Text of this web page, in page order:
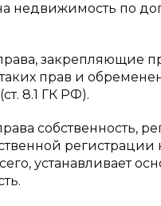
недвижимость по
закрепляющие
прав и
8.1 ГК РФ).
собственность,
устанавливает